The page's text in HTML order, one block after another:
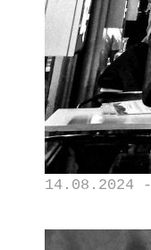
14.08.2024 -